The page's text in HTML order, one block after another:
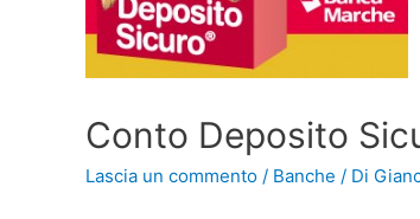
Conto Deposito
Lascia un commento / Banche / Di